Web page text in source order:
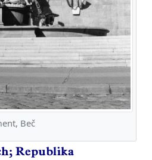
Beč
Republika